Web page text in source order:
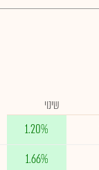
שינוי
1.20%
1.66%